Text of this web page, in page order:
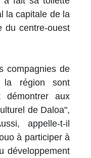
la capitale de la
du centre-ouest
compagnies de
la région sont
démontrer aux
de Daloa",
appelle-t-il
à participer à
développement